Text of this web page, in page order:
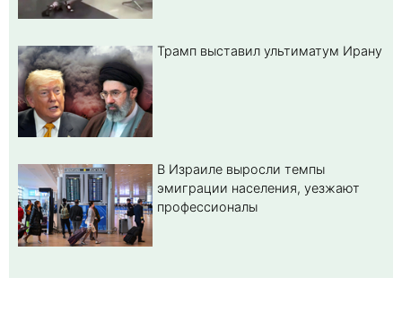
Трамп выставил ультиматум Ирану
В Израиле выросли темпы
эмиграции населения, уезжают
профессионалы